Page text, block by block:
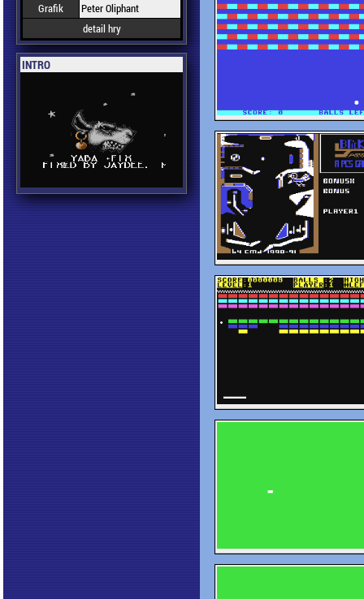
Grafik
Peter Oliphant
detail hry
INTRO